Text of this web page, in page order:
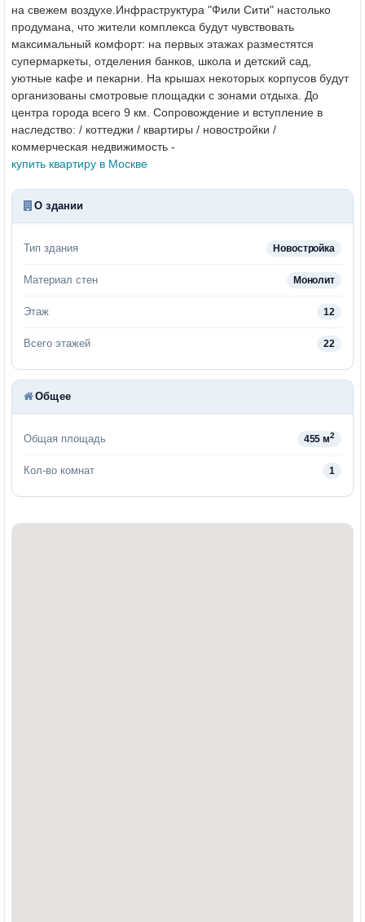
на свежем воздухе. Инфраструктура "Фили Сити" настолько
продумана, что жители комплекса будут чувствовать
максимальный комфорт: на первых этажах разместятся
супермаркеты, отделения банков, школа и детский сад,
уютные кафе и пекарни. На крышах некоторых корпусов будут
организованы смотровые площадки с зонами отдыха. До
центра города всего 9 км. Сопровождение и вступление в
наследство: / коттеджи / квартиры / новостройки /
коммерческая недвижимость -
купить квартиру в Москве
О здании
Тип здания Новостройка
Материал стен Монолит
Этаж 12
Всего этажей 22
Общее
Общая площадь 455 м2
Кол-во комнат 1